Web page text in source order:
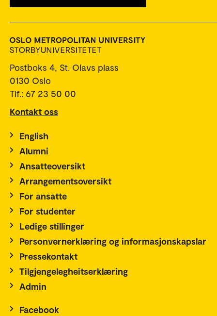
Postboks 4, St. Olavs plass
0130 Oslo
Tlf.: 67 23 50 00
Kontakt oss
English
Alumni
Ansatteoversikt
Arrangementsoversikt
For ansatte
For studenter
Ledige stillinger
Personvernerklæring og informasjonskapslar
Pressekontakt
Tilgjengelegheitserklæring
Admin
Facebook